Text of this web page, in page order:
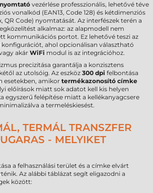
vezérlése professzionális, lehetővé téve
vonalkód (EAN13, Code 128) és kétdimenziós
QR Code) nyomtatását. Az interfészek terén a
alkalmaz: az alapmodell nem
kommunikációs portot. Ez lehetővé teszi az
ahol opcionálisan választható
akár WiFi modul is az integrációhoz.
precizitása garantálja a konzisztens
az utolsóig. Az eszköz 300 dpi felbontása
esetekben, amikor termékazonosító címke
előírások miatt sok adatot kell kis helyen
egyszerű felépítése miatt a kellékanyagcsere
a termeléskiesést.
TERMÁL TRANSZFER
- MELYIKET
a felhasználási terület és a címke elvárt
Az alábbi táblázat segít eligazodni a
között: